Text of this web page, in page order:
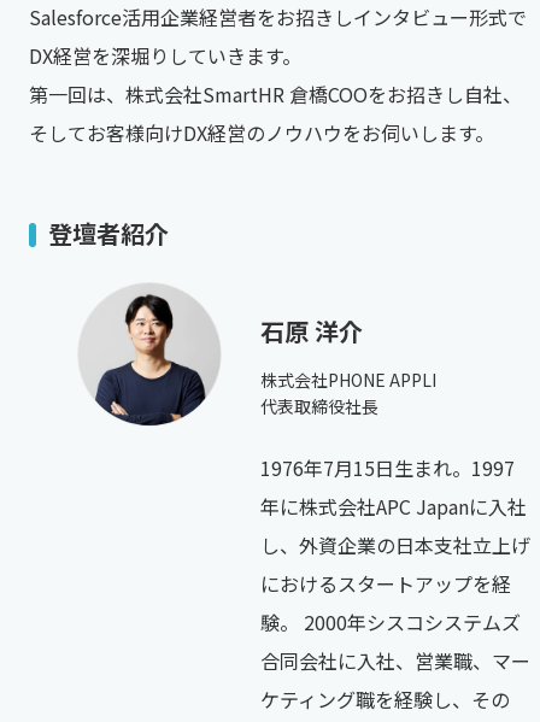
Salesforce活用企業経営者をお招きしインタビュー形式で
DX経営を深堀りしていきます。
第一回は、株式会社SmartHR 倉橋COOをお招きし自社、
そしてお客様向けDX経営のノウハウをお伺いします。
登壇者紹介
石原 洋介
株式会社PHONE APPLI
代表取締役社長
1976年7月15日生まれ。1997
年に株式会社APC Japanに入社
し、外資企業の日本支社立上げ
におけるスタートアップを経
験。 2000年シスコシステムズ
合同会社に入社、営業職、マー
ケティング職を経験し、その